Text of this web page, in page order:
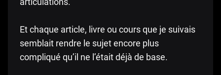
Et chaque article, livre ou cours que je suivais
semblait rendre le sujet encore plus
compliqué qu’il ne l’était déjà de base.